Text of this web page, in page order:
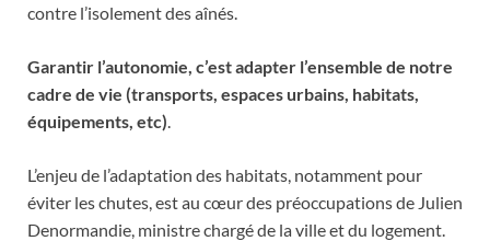
contre l’isolement des aînés.
Garantir l’autonomie, c’est adapter l’ensemble de notre
cadre de vie (transports, espaces urbains, habitats,
équipements, etc).
L’enjeu de l’adaptation des habitats, notamment pour
éviter les chutes, est au cœur des préoccupations de Julien
Denormandie, ministre chargé de la ville et du logement.